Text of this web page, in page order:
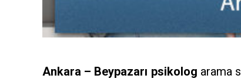
Ankara – Beypazarı psikolog arama